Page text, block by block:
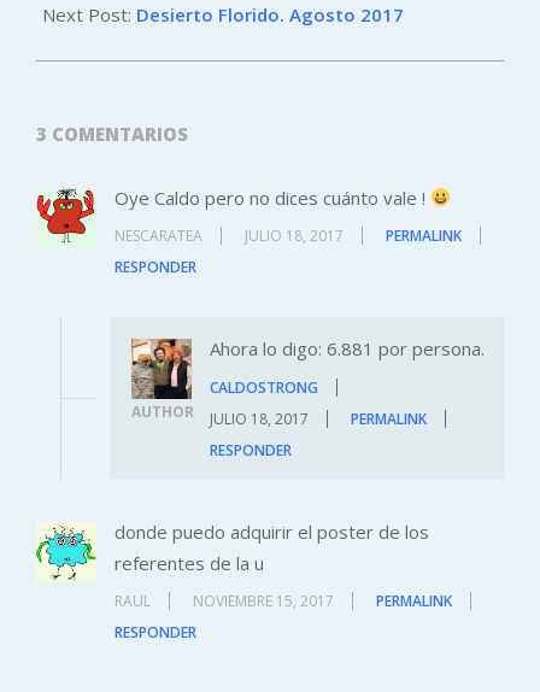
11
Next Post: Desierto Florido. Agosto 2017
3 COMENTARIOS
Oye Caldo pero no dices cuánto vale !
NESCARATEA JULIO 18, 2017
PERMALINK
RESPONDER
AUTHOR
Ahora lo digo: 6.881 por persona.
CALDOSTRONG
JULIO 18, 2017
PERMALINK
RESPONDER
donde puedo adquirir el poster de los
referentes de la u
RAUL NOVIEMBRE 15, 2017
PERMALINK
RESPONDER